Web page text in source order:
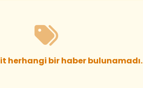
herhangi bir haber bulunamadı.